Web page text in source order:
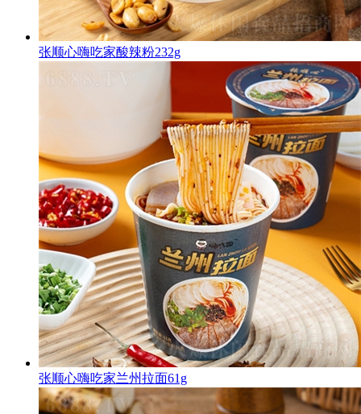
张顺心嗨吃家酸辣粉232g
张顺心嗨吃家兰州拉面61g